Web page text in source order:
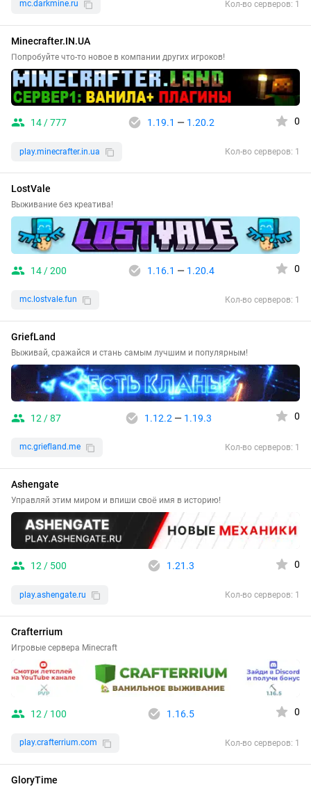
mc.darkmine.ru Кол-во серверов: 1
Minecrafter.IN.UA
Попробуйте что-то новое в компании других игроков!
14 / 777 1.19.1 — 1.20.2 0
play.minecrafter.in.ua Кол-во серверов: 1
LostVale
Выживание без креатива!
14 / 200 1.16.1 — 1.20.4 0
mc.lostvale.fun Кол-во серверов: 1
GriefLand
Выживай, сражайся и стань самым лучшим и популярным!
12 / 87 1.12.2 — 1.19.3 0
mc.griefland.me Кол-во серверов: 1
Ashengate
Управляй этим миром и впиши своё имя в историю!
12 / 500 1.21.3 0
play.ashengate.ru Кол-во серверов: 1
Crafterrium
Игровые сервера Minecraft
12 / 100 1.16.5 0
play.crafterrium.com Кол-во серверов: 1
GloryTime